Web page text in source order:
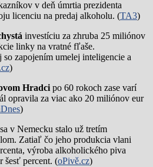
v deň úmrtia prezidenta
licenciu na predaj alkoholu. (TA3)
investíciu za zhruba 25 miliónov
linky na vratné fľaše.
zapojením umelej inteligencie a
)
Hradcipo 60 rokoch zase varí
opravila za viac ako 20 miliónov eur
)
sa v Nemecku stalo už tretím
Zatiaľ čo jeho produkcia vlani
výroba alkoholického piva
šesť percent. (oPivě.cz)